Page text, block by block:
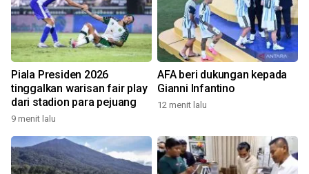
Piala Presiden 2026
tinggalkan warisan fair play
dari stadion para pejuang
9 menit lalu
AFA beri dukungan kepada
Gianni Infantino
12 menit lalu